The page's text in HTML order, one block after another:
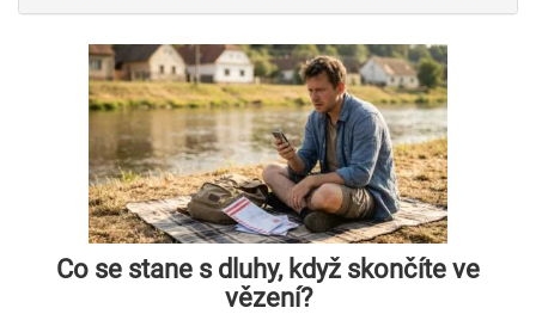
Co se stane s dluhy, když skončíte ve
vězení?